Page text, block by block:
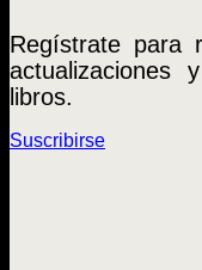
Regístrate para
actualizaciones
libros.
Suscribirse